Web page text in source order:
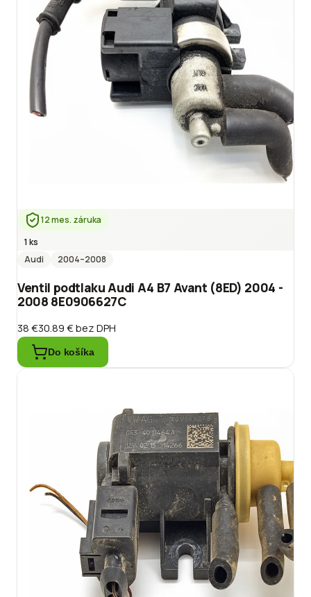
12 mes. záruka
1 ks
Audi
2004–2008
Ventil podtlaku Audi A4 B7 Avant (8ED) 2004 -
2008 8E0906627C
38 €30.89 €bez DPH
Do košíka